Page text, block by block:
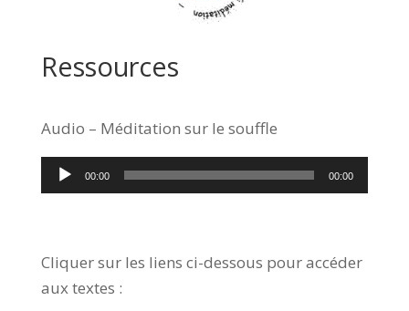
Ressources
Audio – Méditation sur le souffle
Lecteur
audio
00:00 00:00
Cliquer sur les liens ci-dessous pour accéder
aux textes :